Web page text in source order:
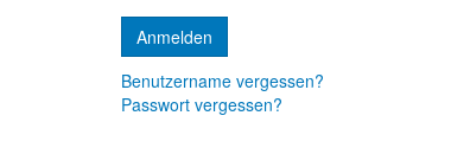
Benutzername vergessen?
Passwort vergessen?